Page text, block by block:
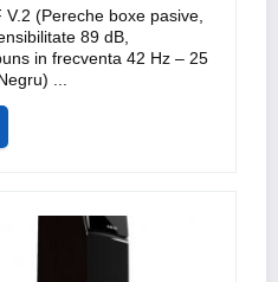
(Pereche boxe pasive,
89 dB,
in frecventa 42 Hz – 25
...